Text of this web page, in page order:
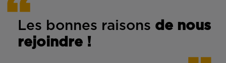
Les bonnes raisons de nous
rejoindre !